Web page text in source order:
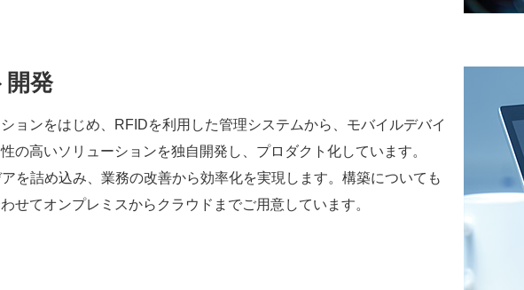
開発
ョンをはじめ、RFIDを利用した管理システムから、モバイルデバイ
の高いソリューションを独自開発し、プロダクト化しています。
を詰め込み、業務の改善から効率化を実現します。構築についても
せてオンプレミスからクラウドまでご用意しています。